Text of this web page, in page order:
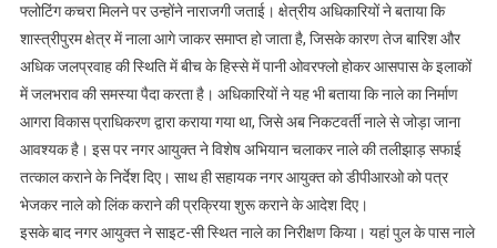
फ्लोटिंग कचरा मिलने पर उन्होंने नाराजगी जताई। क्षेत्रीय अधिकारियों ने बताया कि
शास्त्रीपुरम क्षेत्र में नाला आगे जाकर समाप्त हो जाता है, जिसके कारण तेज बारिश और
अधिक जलप्रवाह की स्थिति में बीच के हिस्से में पानी ओवरफ्लो होकर आसपास के इलाकों
में जलभराव की समस्या पैदा करता है। अधिकारियों ने यह भी बताया कि नाले का निर्माण
आगरा विकास प्राधिकरण द्वारा कराया गया था, जिसे अब निकटवर्ती नाले से जोड़ा जाना
आवश्यक है। इस पर नगर आयुक्त ने विशेष अभियान चलाकर नाले की तलीझाड़ सफाई
तत्काल कराने के निर्देश दिए। साथ ही सहायक नगर आयुक्त को डीपीआरओ को पत्र
भेजकर नाले को लिंक कराने की प्रक्रिया शुरू कराने के आदेश दिए।
इसके बाद नगर आयुक्त ने साइट-सी स्थित नाले का निरीक्षण किया। यहां पुल के पास नाले